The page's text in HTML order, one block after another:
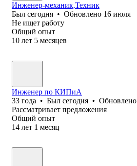
Инженер-механик,Техник
Был сегодня • Обновлено 16 июля
Не ищет работу
Общий опыт
10 лет 5 месяцев
Инженер по КИПиА
33 года • Был сегодня • Обновлено
Рассматривает предложения
Общий опыт
14 лет 1 месяц